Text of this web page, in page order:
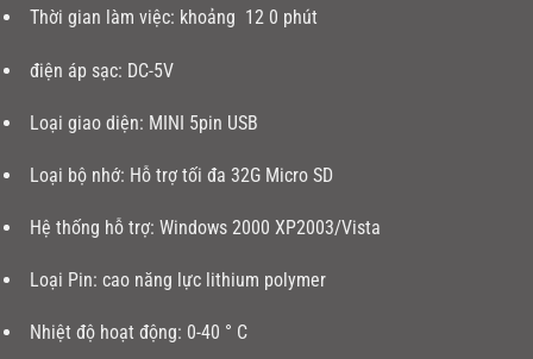
Thời gian làm việc: khoảng 12 0 phút
điện áp sạc: DC-5V
Loại giao diện: MINI 5pin USB
Loại bộ nhớ: Hỗ trợ tối đa 32G Micro SD
Hệ thống hỗ trợ: Windows 2000 XP2003/Vista
Loại Pin: cao năng lực lithium polymer
Nhiệt độ hoạt động: 0-40 ° C